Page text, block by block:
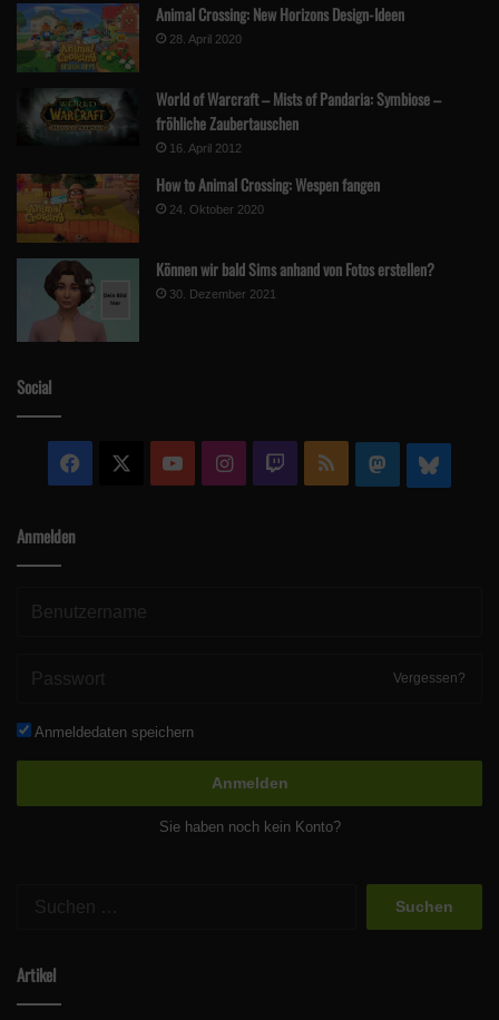
Animal Crossing: New Horizons Design-Ideen
28. April 2020
World of Warcraft – Mists of Pandaria: Symbiose –
fröhliche Zaubertauschen
16. April 2012
How to Animal Crossing: Wespen fangen
24. Oktober 2020
Können wir bald Sims anhand von Fotos erstellen?
30. Dezember 2021
Social
Facebook YouTubeInstagram
Twitch RSS Mastodon
Anmelden
Vergessen?
Anmeldedaten speichern
Anmelden
Sie haben noch kein Konto?
Artikel